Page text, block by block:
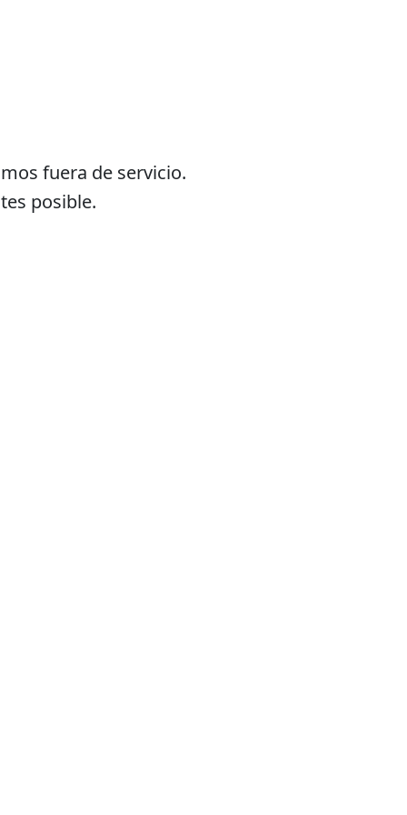
fuera de servicio.
posible.